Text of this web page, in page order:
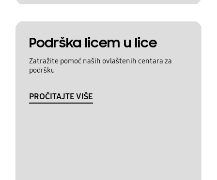
Podrška licem u lice
Zatražite pomoć naših ovlaštenih centara za
podršku
PROČITAJTE VIŠE